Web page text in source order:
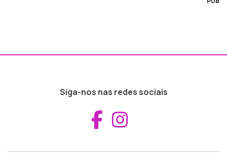
Siga-nos nas redes sociais
Aceder ao